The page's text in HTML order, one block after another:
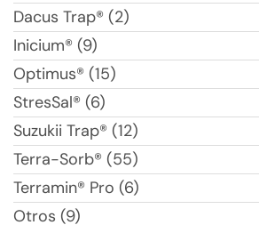
Dacus Trap® (2)
Inicium® (9)
Optimus® (15)
StresSal® (6)
Suzukii Trap® (12)
Terra-Sorb® (55)
Terramin® Pro (6)
Otros (9)